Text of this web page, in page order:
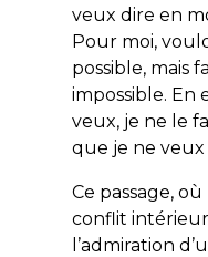
veux dire en
Pour moi,
possible, mais
impossible. En
veux, je ne le
que je ne veux
Ce passage,
conflit
l’admiration